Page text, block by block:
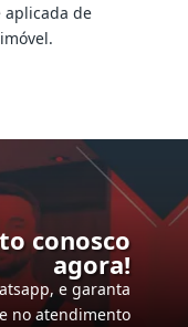
aplicada de
conosco
agora!
e garanta
no atendimento